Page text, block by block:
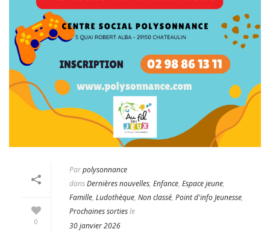
0
Parpolysonnance
dansDernières nouvelles, Enfance, Espace jeune,
Famille, Ludothèque, Non classé, Point d'info Jeunesse,
Prochaines sortiesle
30 janvier 2026